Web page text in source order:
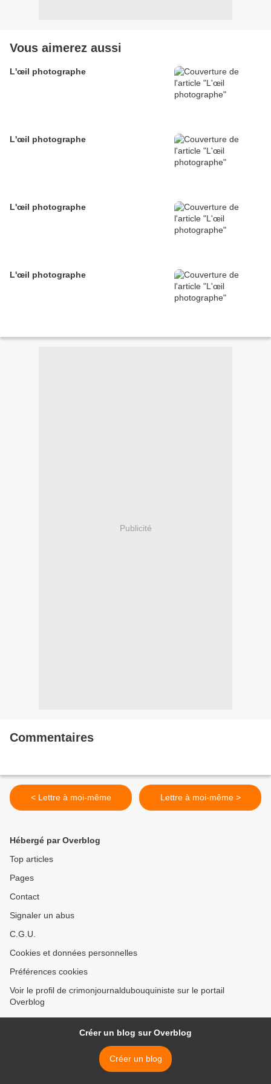
Vous aimerez aussi
L'œil photographe
L'œil photographe
L'œil photographe
L'œil photographe
Publicité
Commentaires
< Lettre à moi-même Lettre à moi-même >
Hébergé par Overblog
Top articles
Pages
Contact
Signaler un abus
C.G.U.
Cookies et données personnelles
Préférences cookies
Voir le profil de crimonjournaldubouquiniste sur le portail
Overblog
Créer un blog sur Overblog
Créer un blog